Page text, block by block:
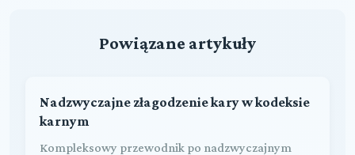
Powiązane artykuły
Nadzwyczajne złagodzenie kary w kodeksie
karnym
Kompleksowy przewodnik po nadzwyczajnym